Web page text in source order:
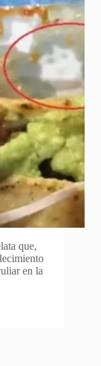
que,
en la